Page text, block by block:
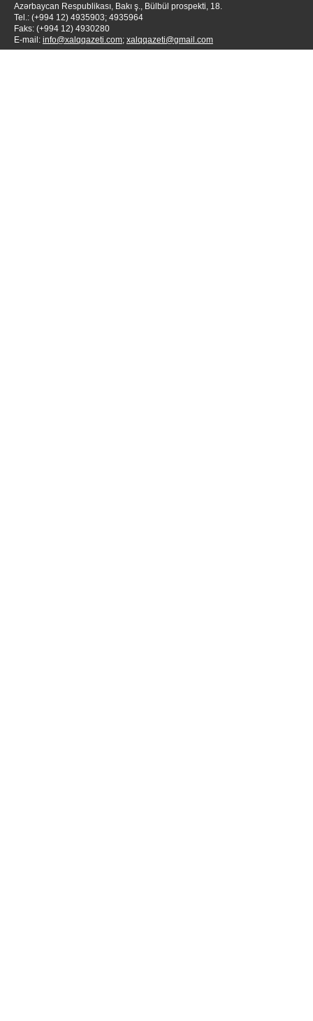
Azərbaycan Respublikası, Bakı ş., Bülbül prospekti, 18.
Tel.: (+994 12) 4935903; 4935964
Faks: (+994 12) 4930280
E-mail: info@xalqqazeti.com; xalqqazeti@gmail.com